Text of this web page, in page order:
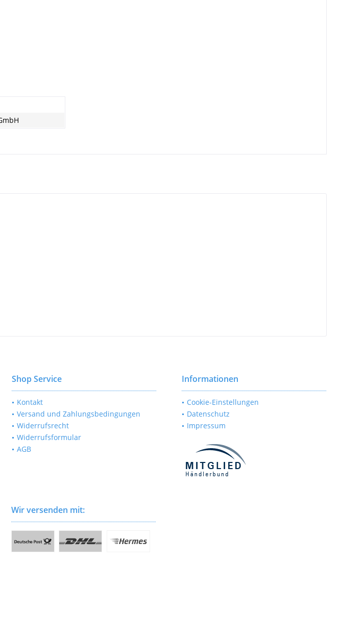
Shop Service
Kontakt
Versand und Zahlungsbedingungen
Widerrufsrecht
Widerrufsformular
AGB
Informationen
Cookie-Einstellungen
Datenschutz
Impressum
Wir versenden mit: